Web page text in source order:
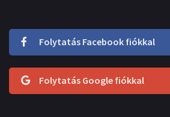
Folytatás Facebook fiókkal
Folytatás Google fiókkal